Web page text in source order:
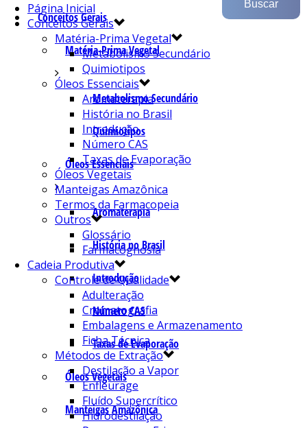
Conceitos Gerais
Matéria-Prima Vegetal
Metabolismo Secundário
Quimiotipos
Óleos Essenciais
Aromaterapia
História no Brasil
Introdução
Número CAS
Taxas de Evaporação
Óleos Vegetais
Manteigas Amazônica
Página Inicial
Conceitos Gerais
Matéria-Prima Vegetal
Metabolismo Secundário
Quimiotipos
Óleos Essenciais
Aromaterapia
História no Brasil
Introdução
Número CAS
Taxas de Evaporação
Óleos Vegetais
Manteigas Amazônica
Termos da Farmacopeia
Outros
Glossário
Farmacognosia
Cadeia Produtiva
Controle de Qualidade
Adulteração
Cromatografia
Embalagens e Armazenamento
Ficha Técnica
Métodos de Extração
Destilação a Vapor
Enfleurage
Fluído Supercrítico
Hidrodestilação